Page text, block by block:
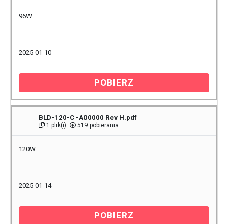
96W
2025-01-10
POBIERZ
BLD-120-C -A00000 Rev H.pdf
1 plik(i) 519 pobierania
120W
2025-01-14
POBIERZ